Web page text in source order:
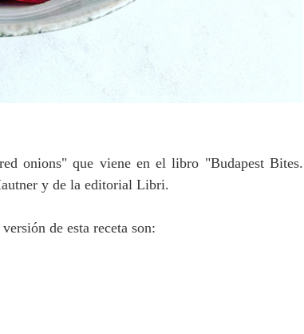
onions" que viene en el libro "Budapest Bites.
y de la editorial Libri.
de esta receta son: